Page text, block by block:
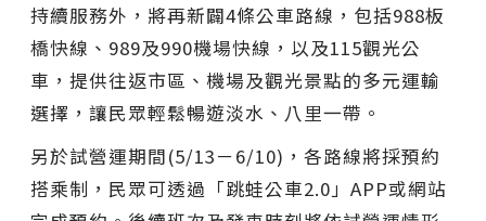
持續服務外，將再新闢4條公車路線，包括988板
橋快線、989及990機場快線，以及115觀光公
車，提供往返市區、機場及觀光景點的多元運輸
選擇，讓民眾輕鬆暢遊淡水、八里一帶。
另於試營運期間(5/13－6/10)，各路線將採預約
搭乘制，民眾可透過「跳蛙公車2.0」APP或網站